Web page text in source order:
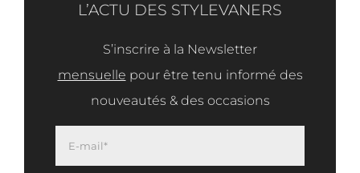
L’ACTU DES STYLEVANERS
S’inscrire à la Newsletter
mensuelle pour être tenu informé des
nouveautés & des occasions